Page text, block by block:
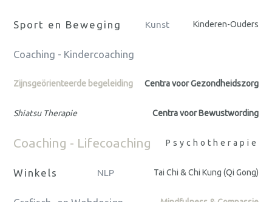
Sport en Beweging Kunst Kinderen-Ouders
Coaching - Kindercoaching
Zijnsgeörienteerde begeleiding Centra voor Gezondheidszorg
Shiatsu Therapie Centra voor Bewustwording
Coaching - Lifecoaching Psychotherapie
Winkels NLP Tai Chi & Chi Kung (Qi Gong)